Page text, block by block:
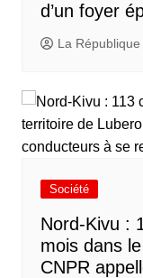
d’un foyer
La République
Société
Nord-Kivu :
mois dans
CNPR